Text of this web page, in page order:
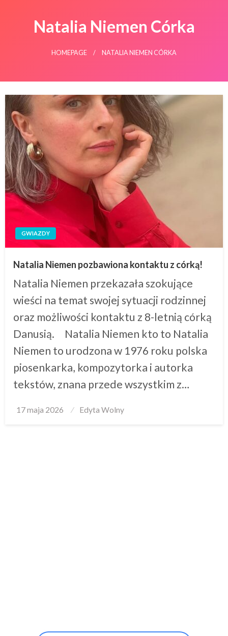
Natalia Niemen Córka
HOMEPAGE NATALIA NIEMEN CÓRKA
GWIAZDY
Natalia Niemen pozbawiona kontaktu z córką!
Natalia Niemen przekazała szokujące
wieści na temat swojej sytuacji rodzinnej
oraz możliwości kontaktu z 8-letnią córką
Danusią. Natalia Niemen kto to Natalia
Niemen to urodzona w 1976 roku polska
piosenkarka, kompozytorka i autorka
tekstów, znana przede wszystkim z…
Posted
17 maja 2026 Edyta Wolny